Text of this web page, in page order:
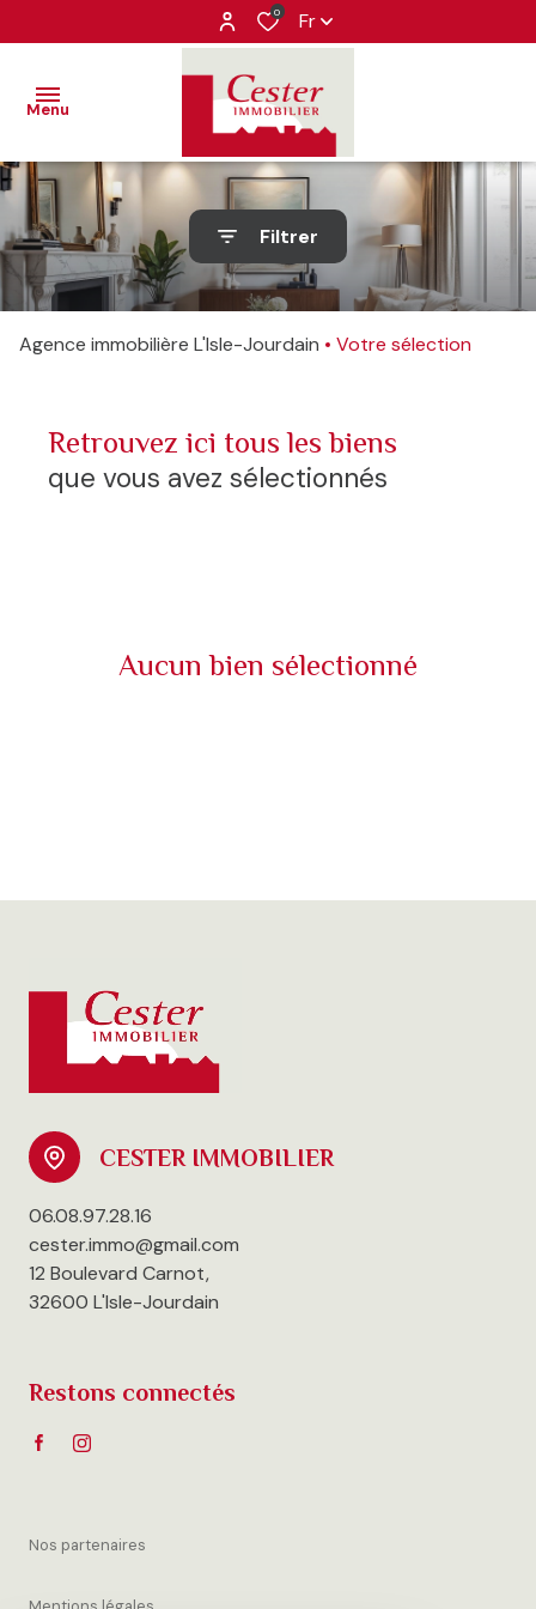
0 Fr
Menu
VENTES
LOCATIONS
PROFESSIONNEL
ventes
locations
ALERTE-
EMAIL
Filtrer
Agence immobilière L'Isle-Jourdain Votre sélection
retrouvez ici tous les biens
que vous avez sélectionnés
aucun bien sélectionné
CESTER IMMOBILIER
06.08.97.28.16
cester.immo@gmail.com
12 Boulevard Carnot,
32600 L'Isle-Jourdain
Restons connectés
Nos partenaires